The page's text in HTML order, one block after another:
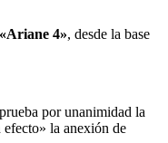
4», desde la base
por unanimidad la
la anexión de